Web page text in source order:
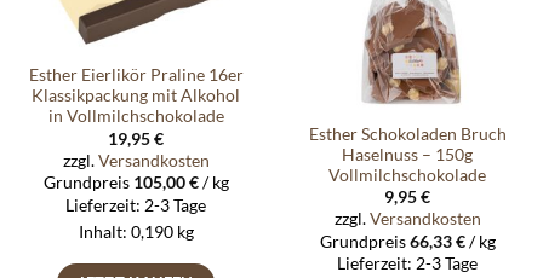
Esther Eierlikör Praline 16er
Klassikpackung mit Alkohol
in Vollmilchschokolade
19,95€
zzgl.Versandkosten
Grundpreis 105,00€/kg
Lieferzeit: 2-3 Tage
Inhalt: 0,190 kg
Esther Schokoladen Bruch
Haselnuss – 150g
Vollmilchschokolade
9,95€
zzgl.Versandkosten
Grundpreis66,33€/kg
Lieferzeit: 2-3 Tage